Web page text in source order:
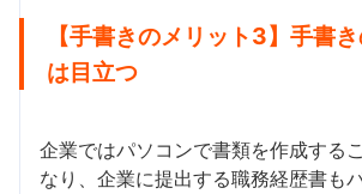
【手書きのメリット3】手書
は目立つ
企業ではパソコンで書類を作成する
なり、企業に提出する職務経歴書も